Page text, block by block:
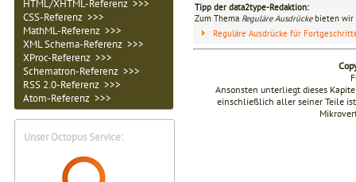
HTML/XHTML-Referenz >>>
CSS-Referenz >>>
MathML-Referenz >>>
XML Schema-Referenz >>>
XProc-Referenz >>>
Schematron-Referenz >>>
RSS 2.0-Referenz >>>
Atom-Referenz >>>
Unser Octopus Service:
Tipp der data2type-Redaktion:
Zum Thema Reguläre Ausdrückebieten wir
Reguläre Ausdrücke für
Ansonsten unterliegt dieses
einschließlich aller seiner Teile